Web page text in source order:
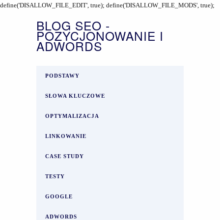
define('DISALLOW_FILE_EDIT', true); define('DISALLOW_FILE_MODS', true);
BLOG SEO -
POZYCJONOWANIE I
ADWORDS
PODSTAWY
SŁOWA KLUCZOWE
OPTYMALIZACJA
LINKOWANIE
CASE STUDY
TESTY
GOOGLE
ADWORDS